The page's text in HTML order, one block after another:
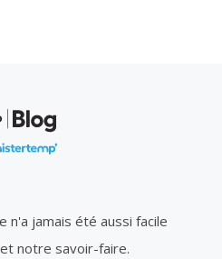
n'a jamais été aussi facile
notre savoir-faire.